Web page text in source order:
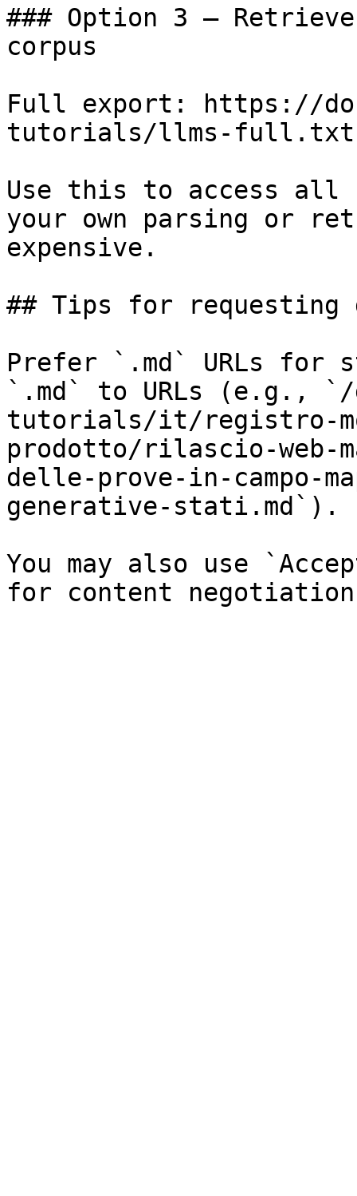
### Option 3 —
corpus
Full export: https://
tutorials/llms-full.txt
Use this to access all
your own parsing or
expensive.
## Tips for requesting
Prefer `.md` URLs for
`.md` to URLs (e.g., `/
tutorials/it/registro-
prodotto/rilascio-web-
delle-prove-in-campo-
generative-stati.md`).
You may also use